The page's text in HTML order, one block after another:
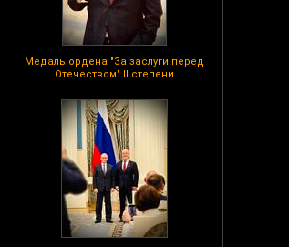
Медаль ордена "За заслуги перед
Отечеством" II степени